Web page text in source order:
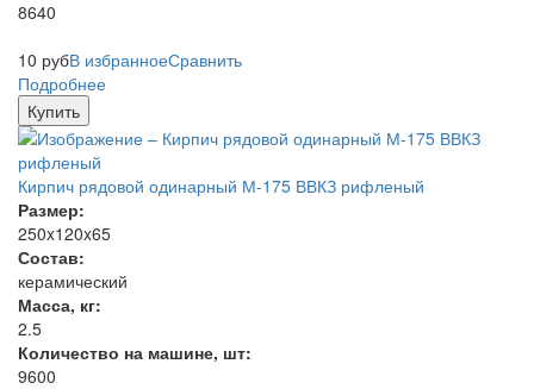
8640
10 рубВ избранноеСравнить
Подробнее
Купить
Кирпич рядовой одинарный М-175 ВВКЗ рифленый
Размер:
250x120x65
Состав:
керамический
Масса, кг:
2.5
Количество на машине, шт:
9600